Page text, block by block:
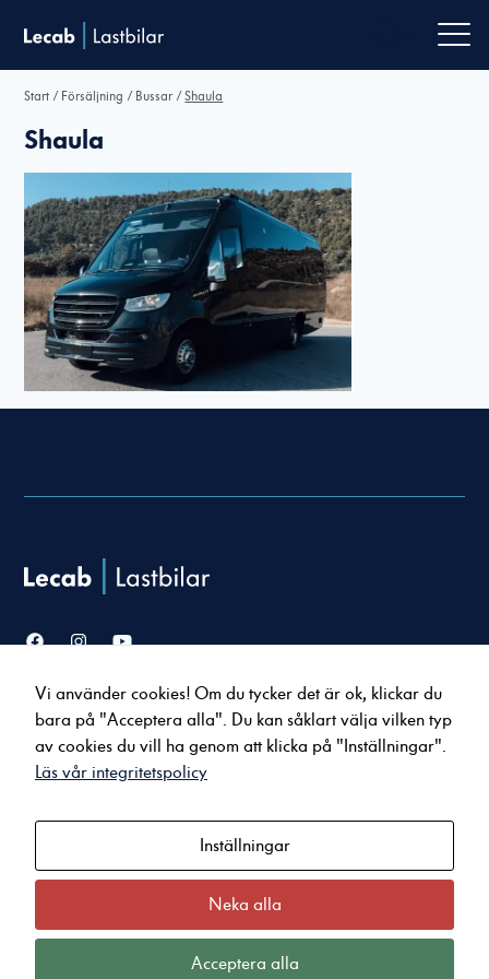
Start / Försäljning / Bussar /Shaula
Shaula
Försäljning
Lastbilar
Bussar
Service & verkstad
Serviceavtal
Tillbehör & reservdelar
Nyheter
Kvalitet och miljö
Integritets- och Cookiepolicy
Kontakt
Karlstad
Arvika
Kristinehamn
Sunne
Vi använder cookies! Om du tycker det är ok, klickar du
bara på "Acceptera alla". Du kan såklart välja vilken typ
av cookies du vill ha genom att klicka på "Inställningar".
Läs vår integritetspolicy
Inställningar
Neka alla
Acceptera alla
Nödvändiga
Dessa cookies
går inte att
ska fungera.
Statistik
kunna